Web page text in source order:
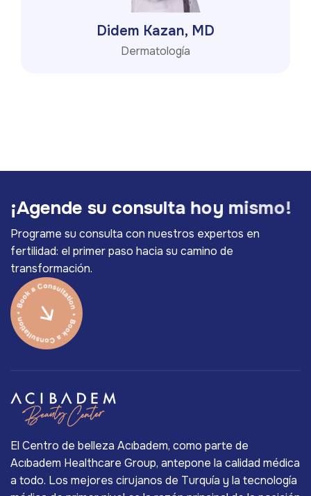
Didem Kazan, MD
Dermatología
¡Agende su consulta hoy mismo!
Programe su consulta con nuestros expertos en
fertilidad: el primer paso hacia su camino de
transformación.
El Centro de belleza Acıbadem, como parte de
Acıbadem Healthcare Group, antepone la calidad médica
a todo. Los mejores cirujanos de Turquía y la tecnología